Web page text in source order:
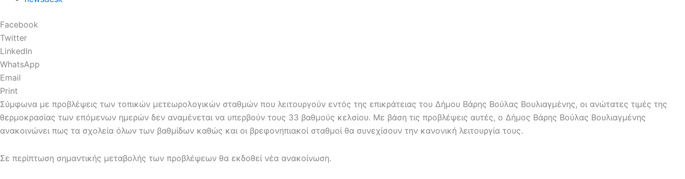
Facebook
Twitter
LinkedIn
WhatsApp
Email
Print
Σύμφωνα με προβλέψεις των τοπικών μετεωρολογικών σταθμών που λειτουργούν εντός της επικράτειας του Δήμου Βάρης Βούλας Βουλιαγμένης, οι ανώτατες τιμές της
θερμοκρασίας των επόμενων ημερών δεν αναμένεται να υπερβούν τους 33 βαθμούς κελσίου. Με βάση τις προβλέψεις αυτές, ο Δήμος Βάρης Βούλας Βουλιαγμένης
ανακοινώνει πως τα σχολεία όλων των βαθμίδων καθώς και οι βρεφονηπιακοί σταθμοί θα συνεχίσουν την κανονική λειτουργία τους.
Σε περίπτωση σημαντικής μεταβολής των προβλέψεων θα εκδοθεί νέα ανακοίνωση.